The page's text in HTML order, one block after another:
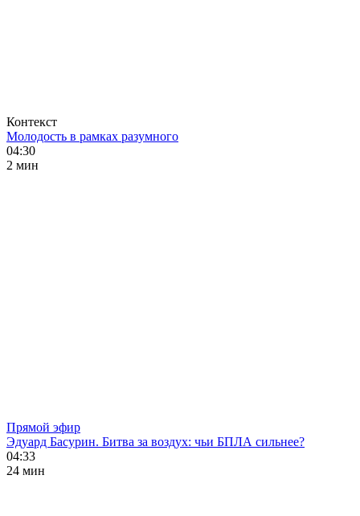
Контекст
Молодость в рамках разумного
04:30
2 мин
Прямой эфир
Эдуард Басурин. Битва за воздух: чьи БПЛА сильнее?
04:33
24 мин